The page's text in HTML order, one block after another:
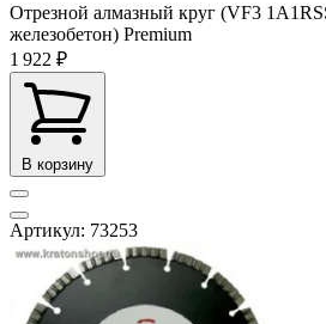
Отрезной алмазный круг (VF3
железобетон) Premium
1 922 ₽
В корзину
Артикул: 73253